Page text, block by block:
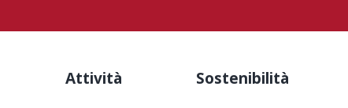
Attività Sostenibilità